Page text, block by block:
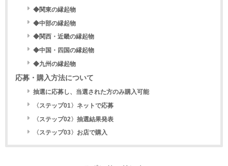
◆関東の縁起物
◆中部の縁起物
◆関西・近畿の縁起物
◆中国・四国の縁起物
◆九州の縁起物
応募・購入方法について
抽選に応募し、当選された方のみ購入可能
〈ステップ01〉ネットで応募
〈ステップ02〉抽選結果発表
〈ステップ03〉お店で購入